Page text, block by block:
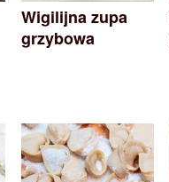
Wigilijna zupa
grzybowa